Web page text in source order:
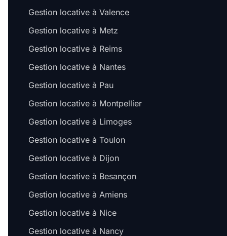
Gestion locative à Valence
Gestion locative à Metz
Gestion locative à Reims
Gestion locative à Nantes
Gestion locative à Pau
Gestion locative à Montpellier
Gestion locative à Limoges
Gestion locative à Toulon
Gestion locative à Dijon
Gestion locative à Besançon
Gestion locative à Amiens
Gestion locative à Nice
Gestion locative à Nancy